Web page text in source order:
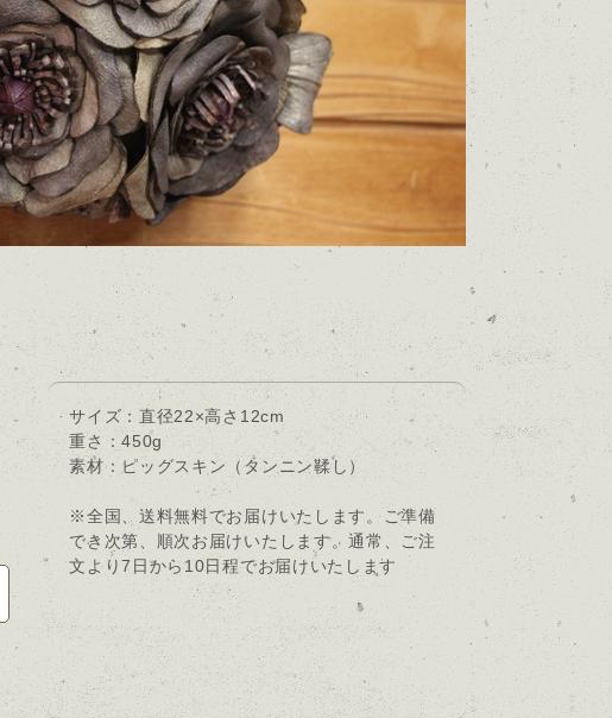
サイズ：直径22×高さ12cm
重さ：450g
素材：ピッグスキン（タンニン鞣し）
※全国、送料無料でお届けいたします。ご準備
でき次第、順次お届けいたします。通常、ご注
文より7日から10日程でお届けいたします